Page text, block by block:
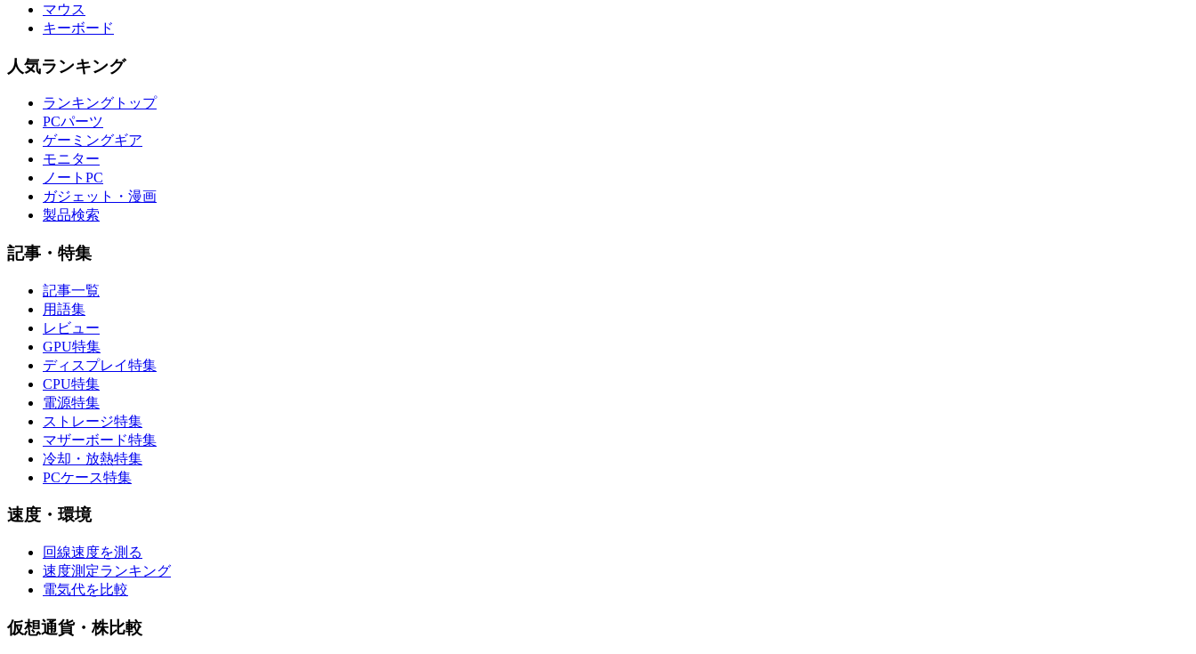
マウス
キーボード
人気ランキング
ランキングトップ
PCパーツ
ゲーミングギア
モニター
ノートPC
ガジェット・漫画
製品検索
記事・特集
記事一覧
用語集
レビュー
GPU特集
ディスプレイ特集
CPU特集
電源特集
ストレージ特集
マザーボード特集
冷却・放熱特集
PCケース特集
速度・環境
回線速度を測る
速度測定ランキング
電気代を比較
仮想通貨・株比較